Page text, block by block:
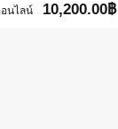
นไลน์ 10,200.00฿